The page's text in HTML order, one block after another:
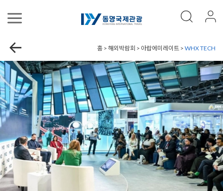
홈 > 해외박람회 > 아랍에미레이트 > WHX TECH